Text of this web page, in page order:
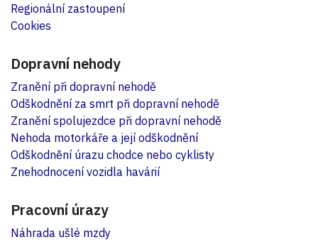
Regionální zastoupení
Cookies
Dopravní nehody
Zranění při dopravní nehodě
Odškodnění za smrt při dopravní nehodě
Zranění spolujezdce při dopravní nehodě
Nehoda motorkáře a její odškodnění
Odškodnění úrazu chodce nebo cyklisty
Znehodnocení vozidla havárií
Pracovní úrazy
Náhrada ušlé mzdy